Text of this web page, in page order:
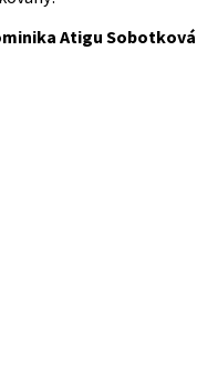
Atigu Sobotková